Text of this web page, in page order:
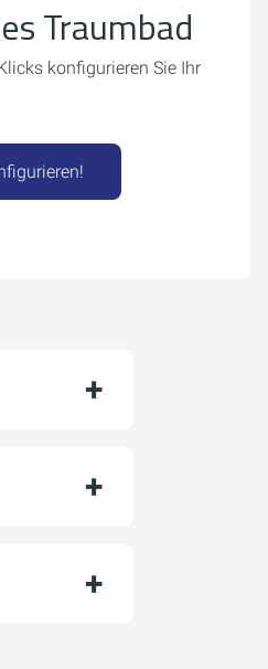
Traumbad
konfigurieren Sie Ihr